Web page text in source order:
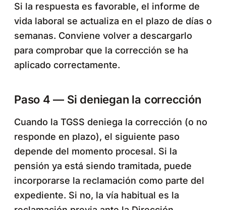
Si la respuesta es favorable, el informe de
vida laboral se actualiza en el plazo de días o
semanas. Conviene volver a descargarlo
para comprobar que la corrección se ha
aplicado correctamente.
Paso 4 — Si deniegan la corrección
Cuando la TGSS deniega la corrección (o no
responde en plazo), el siguiente paso
depende del momento procesal. Si la
pensión ya está siendo tramitada, puede
incorporarse la reclamación como parte del
expediente. Si no, la vía habitual es la